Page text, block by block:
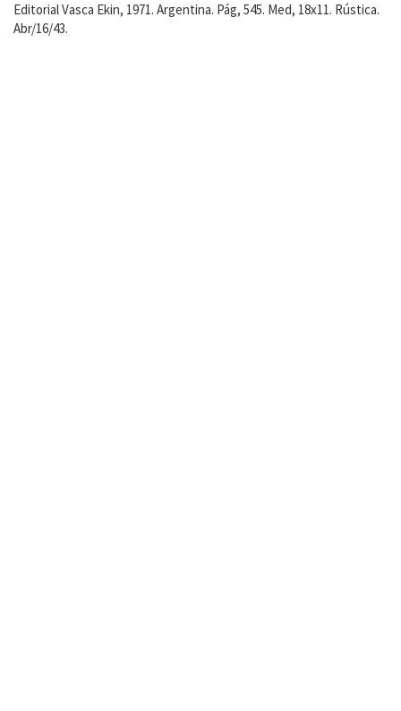
Editorial Vasca Ekin, 1971. Argentina. Pág, 545. Med, 18x11. Rústica.
Abr/16/43.